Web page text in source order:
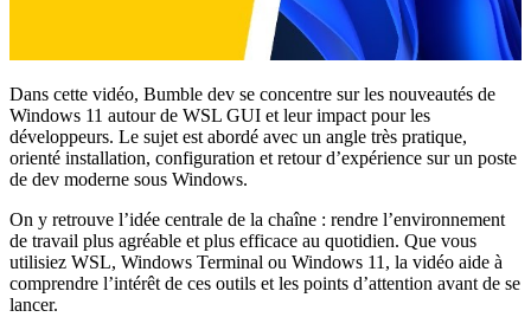
Dans cette vidéo, Bumble dev se concentre sur les nouveautés de
Windows 11 autour de WSL GUI et leur impact pour les
développeurs. Le sujet est abordé avec un angle très pratique,
orienté installation, configuration et retour d’expérience sur un poste
de dev moderne sous Windows.
On y retrouve l’idée centrale de la chaîne : rendre l’environnement
de travail plus agréable et plus efficace au quotidien. Que vous
utilisiez WSL, Windows Terminal ou Windows 11, la vidéo aide à
comprendre l’intérêt de ces outils et les points d’attention avant de se
lancer.